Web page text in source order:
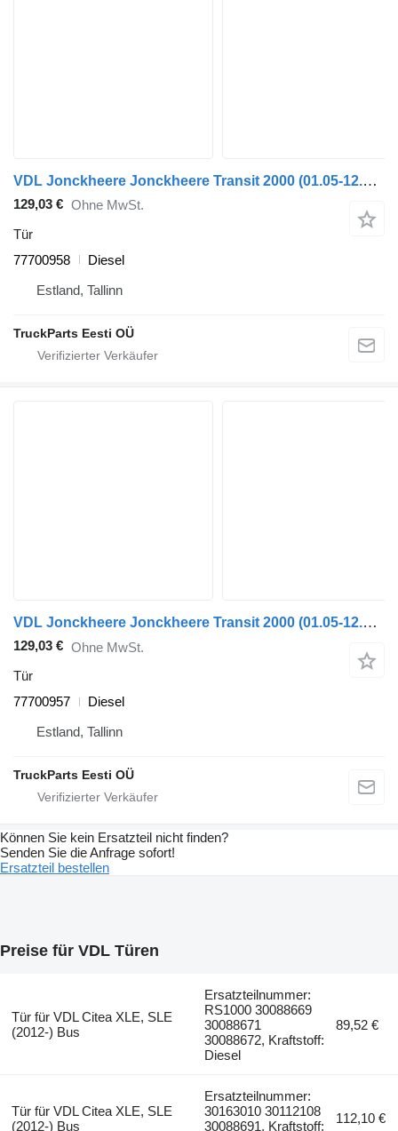
VDL Jonckheere Jonckheere Transit 2000 (01.05-12.13) 77700958 Tür für VDL Jonckheere Transit 2000 (2005-2013) Bus
129,03 € Ohne MwSt.
Tür
77700958
Diesel
Estland, Tallinn
TruckParts Eesti OÜ
VDL Jonckheere Jonckheere Transit 2000 (01.05-12.13) 77700957 Tür für VDL Jonckheere Transit 2000 (2005-2013) Bus
129,03 € Ohne MwSt.
Tür
77700957
Diesel
Estland, Tallinn
TruckParts Eesti OÜ
Können Sie kein Ersatzteil nicht finden?
Senden Sie die Anfrage sofort!
Ersatzteil bestellen
Preise für VDL Türen
Tür für VDL Citea XLE, SLE
(2012-) Bus
Ersatzteilnummer:
RS1000 30088669
30088671
30088672, Kraftstoff:
Diesel
89,52 €
Tür für VDL Citea XLE, SLE
(2012-) Bus
Ersatzteilnummer:
30163010 30112108
30088691, Kraftstoff:
112,10 €